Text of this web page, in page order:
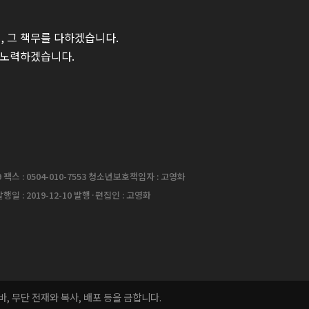
그 책무를 다하겠습니다.
력하겠습니다.
스 : 0504-010-7553 청소년보호책임자 : 고영화
일 : 2019-12-10 발행·편집인 : 고영화
단 전재와 복사, 배포 등을 금합니다.